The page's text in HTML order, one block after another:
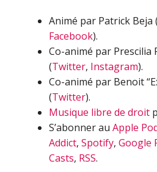
Animé par Patrick Beja (
Facebook).
Co-animé par Prescilia
(Twitter, Instagram).
Co-animé par Benoit
(Twitter).
Musique libre de droit
S’abonner au Apple
Addict, Spotify, Google
Casts, RSS.